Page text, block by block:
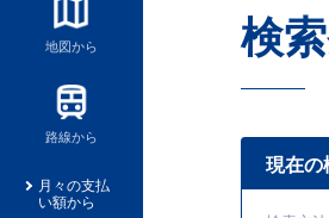
地図から
路線から
月々の支払
い額から
検
現在の